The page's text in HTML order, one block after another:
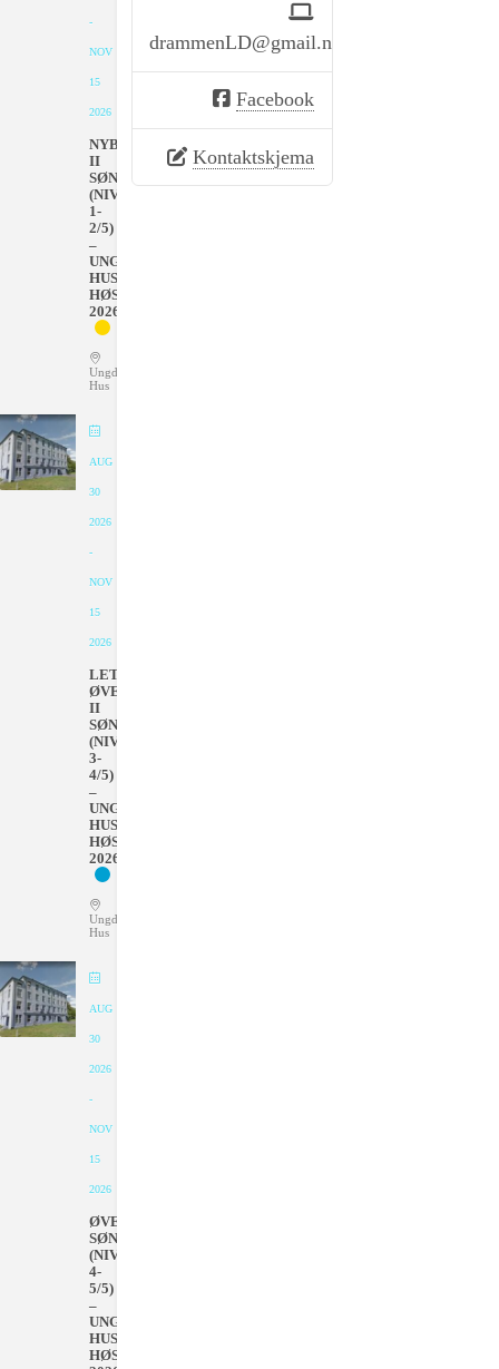
-
NOV
15
2026
NYBEGYNNER
II
SØNDAGER
(NIVÅ
1-
2/5)
–
UNGDOMMENS
HUS
HØSTEN
2026
Ungdommens
Hus
AUG
30
2026
-
NOV
15
2026
LETT
ØVET
II
SØNDAGER
(NIVÅ
3-
4/5)
–
UNGDOMMENS
HUS
HØSTEN
2026
Ungdommens
Hus
AUG
30
2026
-
NOV
15
2026
ØVET
SØNDAGER
(NIVÅ
4-
5/5)
–
UNGDOMMENS
HUS
HØSTEN
drammenLD@gmail.no
Facebook
Kontaktskjema